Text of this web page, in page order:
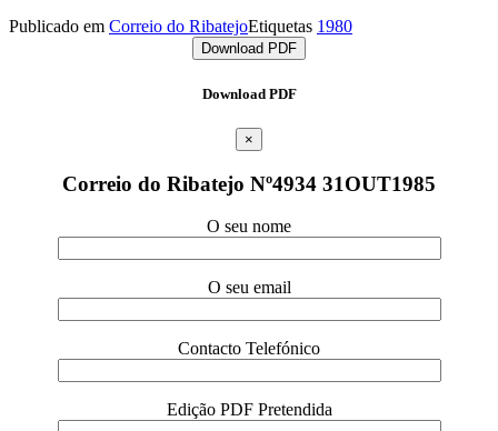
Publicado em Correio do RibatejoEtiquetas 1980
Download PDF
Download PDF
×
Correio do Ribatejo Nº4934 31OUT1985
O seu nome
O seu email
Contacto Telefónico
Edição PDF Pretendida